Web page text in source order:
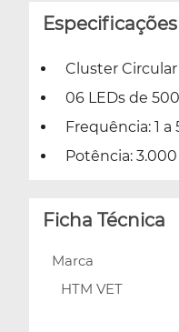
Cluster
06 LEDs de
Frequência: 1 a
Potência:
Ficha Técnica
Marca
HTM VET